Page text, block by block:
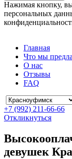
Нажимая кнопку, вы
персональных
Главная
Что мы
О нас
Отзывы
FAQ
+7 (992) 211-66-66
Откликнуться
девушек